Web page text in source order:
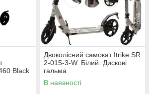
Black
Двоколісний самокат Itrike SR
2-015-3-W. Білий. Дискові
гальма
В наявності